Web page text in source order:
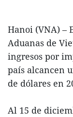
Hanoi (VNA) –
Aduanas de
ingresos por
país alcancen
de dólares en
Al 15 de